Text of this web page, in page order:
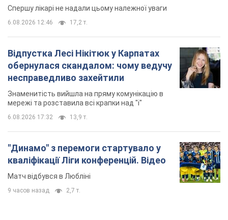
Спершу лікарі не надали цьому належної уваги
6.08.2026 12:46 17,2 т.
Відпустка Лесі Нікітюк у Карпатах
обернулася скандалом: чому ведучу
несправедливо захейтили
Знаменитість вийшла на пряму комунікацію в
мережі та розставила всі крапки над "і"
6.08.2026 17:32 13,9 т.
"Динамо" з перемоги стартувало у
кваліфікації Ліги конференцій. Відео
Матч відбувся в Любліні
9 часов назад 2,7 т.